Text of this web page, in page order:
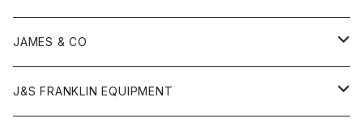
アンダーウェア
靴
トップス
カーディガン
ボトム
ロンパース
靴
ストール
トップス
カットソー
ボトム
キッズ
トレーナー
トップス
Tシャツ
帽子
JAMES & CO
ボトム
J&S FRANKLIN EQUIPMENT